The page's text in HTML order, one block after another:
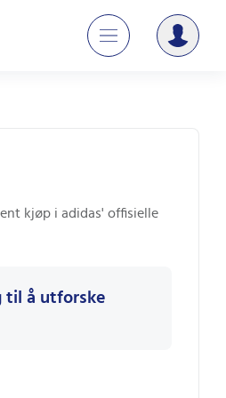
kjøp i adidas' offisielle
til å utforske